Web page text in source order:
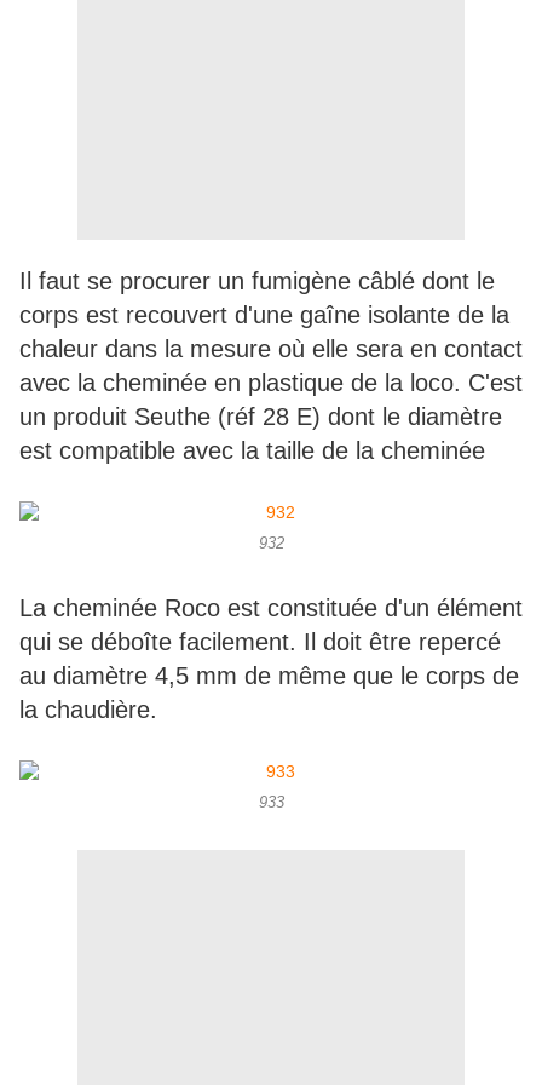
Il faut se procurer un fumigène câblé dont le
corps est recouvert d'une gaîne isolante de la
chaleur dans la mesure où elle sera en contact
avec la cheminée en plastique de la loco. C'est
un produit Seuthe (réf 28 E) dont le diamètre
est compatible avec la taille de la cheminée
932
La cheminée Roco est constituée d'un élément
qui se déboîte facilement. Il doit être repercé
au diamètre 4,5 mm de même que le corps de
la chaudière.
933